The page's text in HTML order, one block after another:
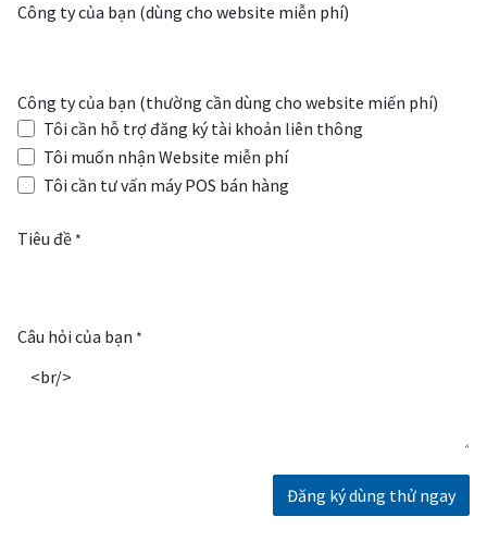
Công ty của bạn (dùng cho website miễn phí)
Công ty của bạn (thường cần dùng cho website miến phí)
Tôi cần hỗ trợ đăng ký tài khoản liên thông
Tôi muốn nhận Website miễn phí
Tôi cần tư vấn máy POS bán hàng
Tiêu đề *
Câu hỏi của bạn *
Đăng ký dùng thử ngay